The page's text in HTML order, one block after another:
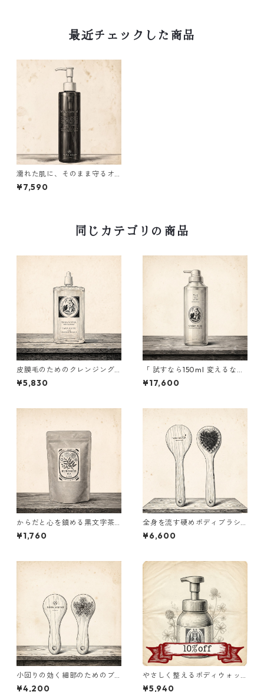
最近チェックした商品
濡れた肌に、そのまま守るオ
イル｜Mary care oil 200ml
¥7,590
同じカテゴリの商品
皮膜毛のためのクレンジング
オイル｜Crema Hebe 150ml
¥5,830
「 試すなら150ml 変えるなら1
ℓ 」Crema hebe 1ℓ
¥17,600
からだと心を鎮める黒文字茶
｜Kuromoji Tea ６P
¥1,760
全身を流す硬めボディブラシ
（大）｜Misogi Brush
¥6,600
小回りの効く細部のためのブ
ラシ（小）｜Misogi Brush
¥4,200
やさしく整えるボディウォッ
シュ｜Body wash DANA 500
¥5,940